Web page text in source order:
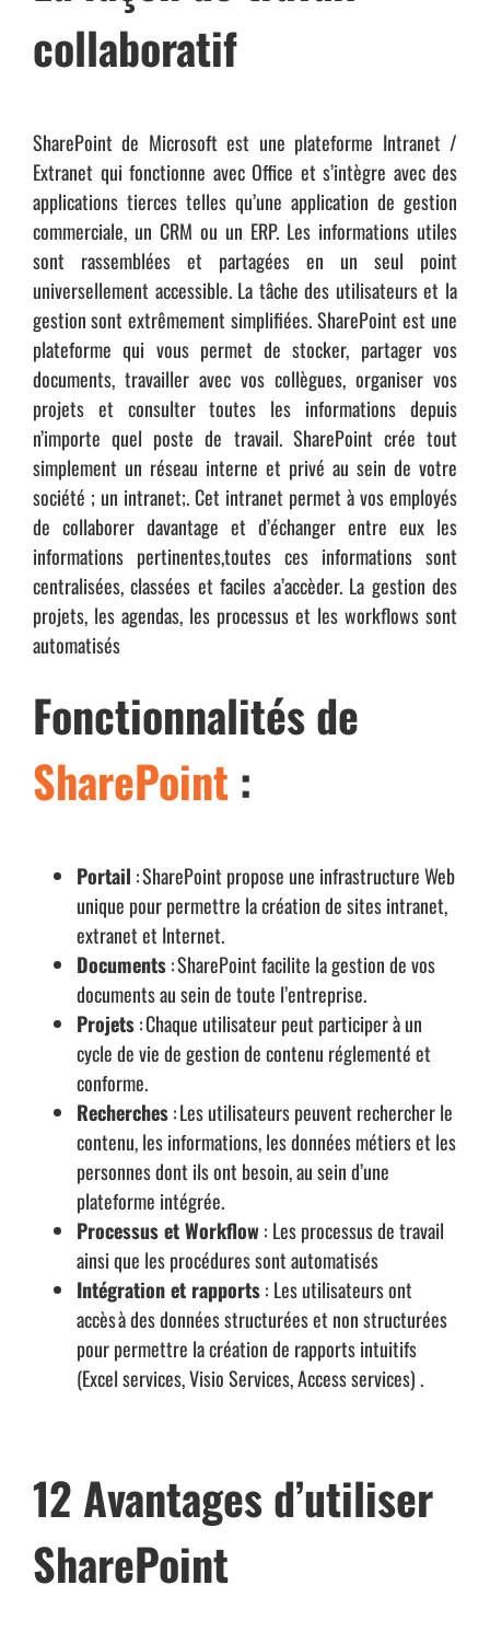
collaboratif
SharePoint de Microsoft est une plateforme Intranet /
Extranet qui fonctionne avec Office et s’intègre avec des
applications tierces telles qu’une application de gestion
commerciale, un CRM ou un ERP. Les informations utiles
sont rassemblées et partagées en un seul point
universellement accessible. La tâche des utilisateurs et la
gestion sont extrêmement simplifiées.SharePoint est une
plateforme qui vous permet de stocker, partager vos
documents, travailler avec vos collègues, organiser vos
projets et consulter toutes les informations depuis
n’importe quel poste de travail. SharePoint crée tout
simplement un réseau interne et privé au sein de votre
société ; un intranet;. Cet intranet permet à vos employés
de collaborer davantage et d’échanger entre eux les
informations pertinentes,toutes ces informations sont
centralisées, classées et faciles a’accèder. La gestion des
projets, les agendas, les processus et les workflows sont
automatisés
Fonctionnalités de
SharePoint :
Portail : SharePoint propose une infrastructure Web
unique pour permettre la création de sites intranet,
extranet et Internet.
Documents: SharePoint facilite la gestion de vos
documents au sein de toute l’entreprise.
Projets: Chaque utilisateur peut participer à un
cycle de vie de gestion de contenu réglementé et
conforme.
Recherches:Les utilisateurspeuvent rechercher le
contenu, les informations, les données métiers et les
personnes dont ils ont besoin, au sein d’une
plateforme intégrée.
Processus et Workflow: Les processus de travail
ainsi que les procédures sontautomatisés
Intégration et rapports: Les utilisateurs ont
accès à des données structurées et non structurées
pour permettre la création de rapports intuitifs
(Excel services, Visio Services, Access services).
12 Avantages d’utiliser
SharePoint